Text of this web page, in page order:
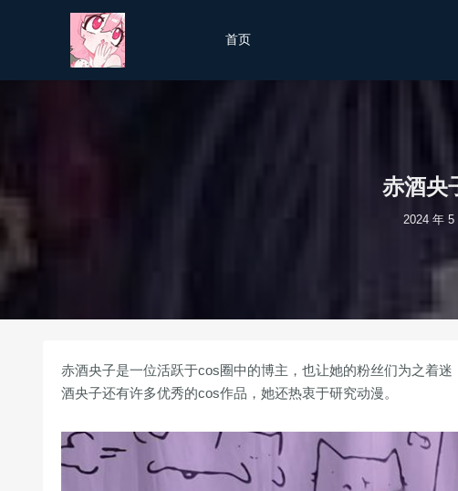
首页
赤酒央
2024 年 5
赤酒央子是一位活跃于cos圈中的博主，也让她的粉丝们为之着
酒央子还有许多优秀的cos作品，她还热衷于研究动漫。